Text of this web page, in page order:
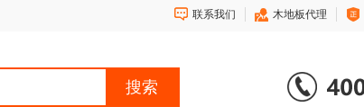
联系我们 木地板代理